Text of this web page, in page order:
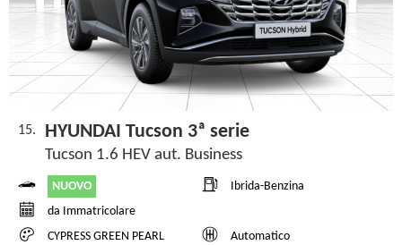
15. HYUNDAI Tucson 3ª serie
Tucson 1.6 HEV aut. Business
NUOVO
Ibrida-Benzina
da Immatricolare
CYPRESS GREEN PEARL
Automatico